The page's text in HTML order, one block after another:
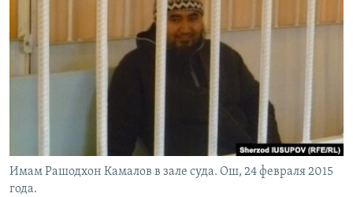
Озодлик бошқа тилларда
Имам Рашодхон Камалов в зале суда. Ош, 24 февраля 2015
года.